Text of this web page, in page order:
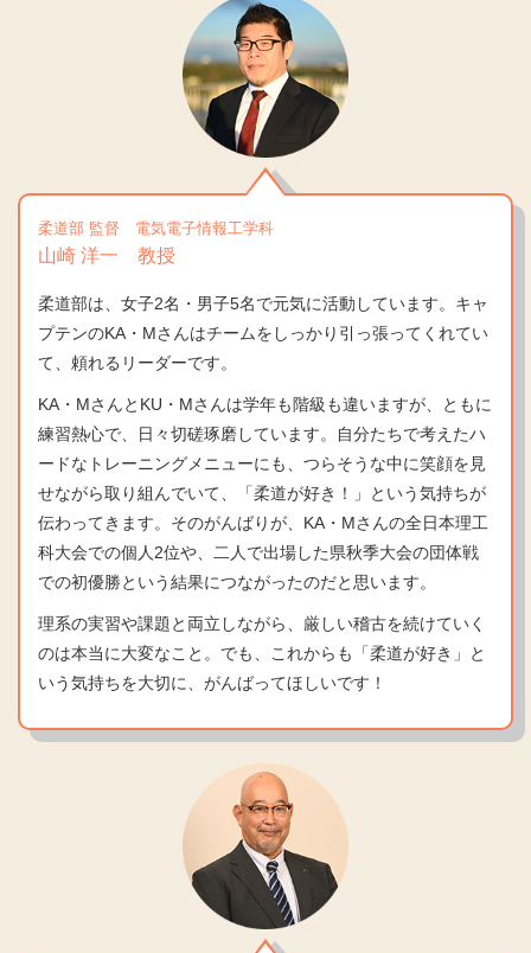
柔道部 監督 電気電子情報工学科
山崎 洋一 教授
柔道部は、女子2名・男子5名で元気に活動しています。キャ
プテンのKA・Mさんはチームをしっかり引っ張ってくれてい
て、頼れるリーダーです。
KA・MさんとKU・Mさんは学年も階級も違いますが、ともに
練習熱心で、日々切磋琢磨しています。自分たちで考えたハ
ードなトレーニングメニューにも、つらそうな中に笑顔を見
せながら取り組んでいて、「柔道が好き！」という気持ちが
伝わってきます。そのがんばりが、KA・Mさんの全日本理工
科大会での個人2位や、二人で出場した県秋季大会の団体戦
での初優勝という結果につながったのだと思います。
理系の実習や課題と両立しながら、厳しい稽古を続けていく
のは本当に大変なこと。でも、これからも「柔道が好き」と
いう気持ちを大切に、がんばってほしいです！